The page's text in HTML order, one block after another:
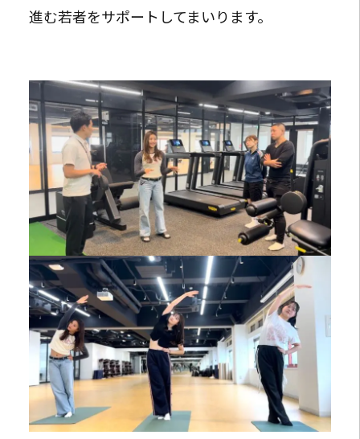
進む若者をサポートしてまいります。